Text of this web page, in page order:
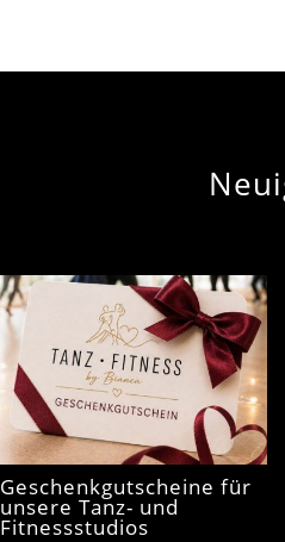
Geschenkgutscheine für
unsere Tanz- und
Fitnessstudios